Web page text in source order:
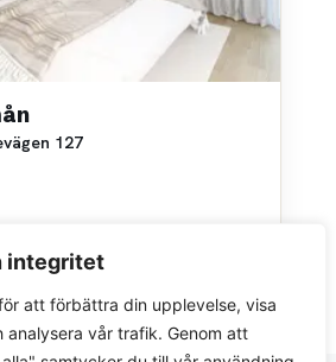
integritet
att förbättra din upplevelse, visa
analysera vår trafik. Genom att
127